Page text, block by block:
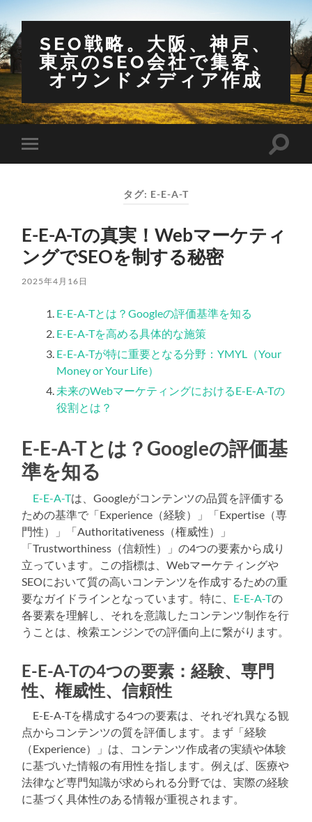
SEO戦略。大阪、神戸、
東京のSEO会社で集客、
オウンドメディア作成
モ
バ
ー
を
切
り
替
え
検
切
タグ: E-E-A-T
E-E-A-Tの真実！Webマーケティ
ングでSEOを制する秘密
2025年4月16日
E-E-A-Tとは？Googleの評価基準を知る
E-E-A-Tを高める具体的な施策
E-E-A-Tが特に重要となる分野：YMYL（Your
Money or Your Life）
未来のWebマーケティングにおけるE-E-A-Tの
役割とは？
E-E-A-Tとは？Googleの評価基
準を知る
E-E-A-Tは、Googleがコンテンツの品質を評価する
ための基準で「Experience（経験）」「Expertise（専
門性）」「Authoritativeness（権威性）」
「Trustworthiness（信頼性）」の4つの要素から成り
立っています。この指標は、Webマーケティングや
SEOにおいて質の高いコンテンツを作成するための重
要なガイドラインとなっています。特に、 E-E-A-Tの
各要素を理解し、それを意識したコンテンツ制作を行
うことは、検索エンジンでの評価向上に繋がります。
E-E-A-Tの4つの要素：経験、専門
性、権威性、信頼性
E-E-A-Tを構成する4つの要素は、それぞれ異なる観
点からコンテンツの質を評価します。まず「経験
（Experience）」は、コンテンツ作成者の実績や体験
に基づいた情報の有用性を指します。例えば、医療や
法律など専門知識が求められる分野では、実際の経験
に基づく具体性のある情報が重視されます。